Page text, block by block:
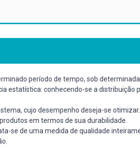
período de tempo, sob
estatística: conhecendo-se a distribuição
cujo desempenho deseja-se otimizar.
em termos de sua durabilidade.
se de uma medida de qualidade